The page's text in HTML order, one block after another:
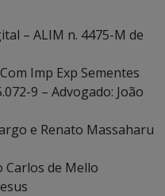
– ALIM n. 4475-M de
Imp Exp Sementes
9 – Advogado: João
e Renato Massaharu
Carlos de Mello